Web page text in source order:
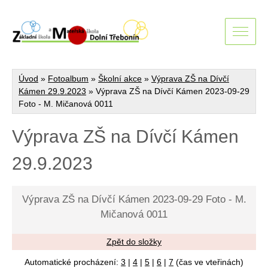
Úvod » Fotoalbum » Školní akce » Výprava ZŠ na Dívčí
Kámen 29.9.2023 » Výprava ZŠ na Dívčí Kámen 2023-09-29
Foto - M. Mičanová 0011
Výprava ZŠ na Dívčí Kámen
29.9.2023
Výprava ZŠ na Dívčí Kámen 2023-09-29 Foto - M.
Mičanová 0011
Zpět do složky
Automatické procházení: 3 | 4 | 5 | 6 | 7 (čas ve vteřinách)